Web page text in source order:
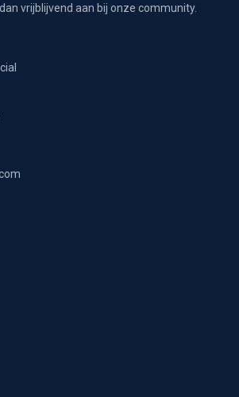
vrijblijvend aan bij onze community.